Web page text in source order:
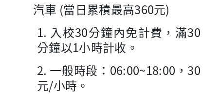
汽車 (當日累積最高360元)
1. 入校30分鐘內免計費，滿30
分鐘以1小時計收。
2. 一般時段：06:00~18:00，30
元/小時。